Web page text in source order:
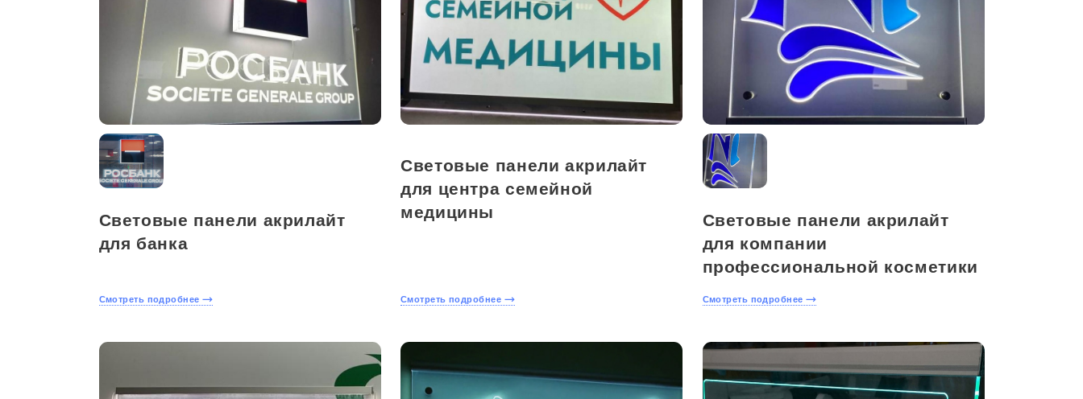
Световые панели акрилайт
для банка
Смотреть подробнее
Световые панели акрилайт
для центра семейной
медицины
Смотреть подробнее
Световые панели акрилайт
для компании
профессиональной косметики
Смотреть подробнее